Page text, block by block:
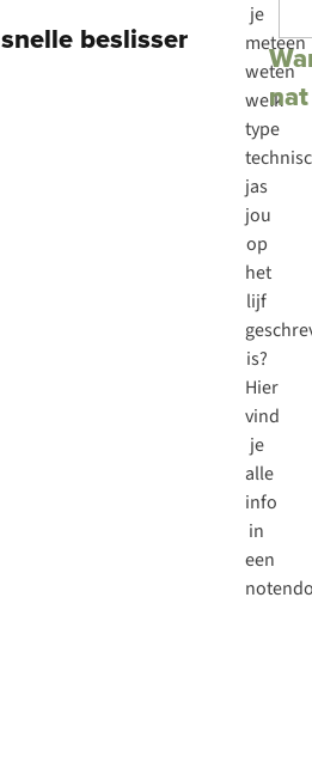
beslisser
je
meteen
weten
welk
type
jas
jou
op
het
lijf
is?
Hier
vind
je
alle
info
in
een
nat